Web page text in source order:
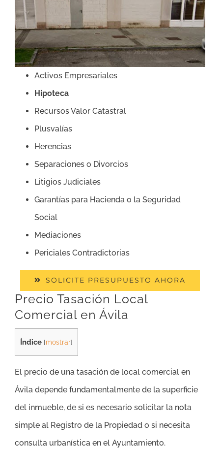
Activos Empresariales
Hipoteca
Recursos Valor Catastral
Plusvalías
Herencias
Separaciones o Divorcios
Litigios Judiciales
Garantías para Hacienda o la Seguridad
Social
Mediaciones
Periciales Contradictorias
SOLICITE PRESUPUESTO AHORA
Precio Tasación Local
Comercial en Ávila
Índice [mostrar]
El precio de una tasación de local comercial en
Ávila depende fundamentalmente de la superficie
del inmueble, de si es necesario solicitar la nota
simple al Registro de la Propiedad o si necesita
consulta urbanística en el Ayuntamiento.